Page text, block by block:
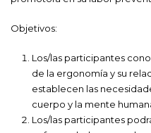
Objetivos:
Los/las participantes
de la ergonomía y su
establecen las
cuerpo y la mente
Los/las participantes